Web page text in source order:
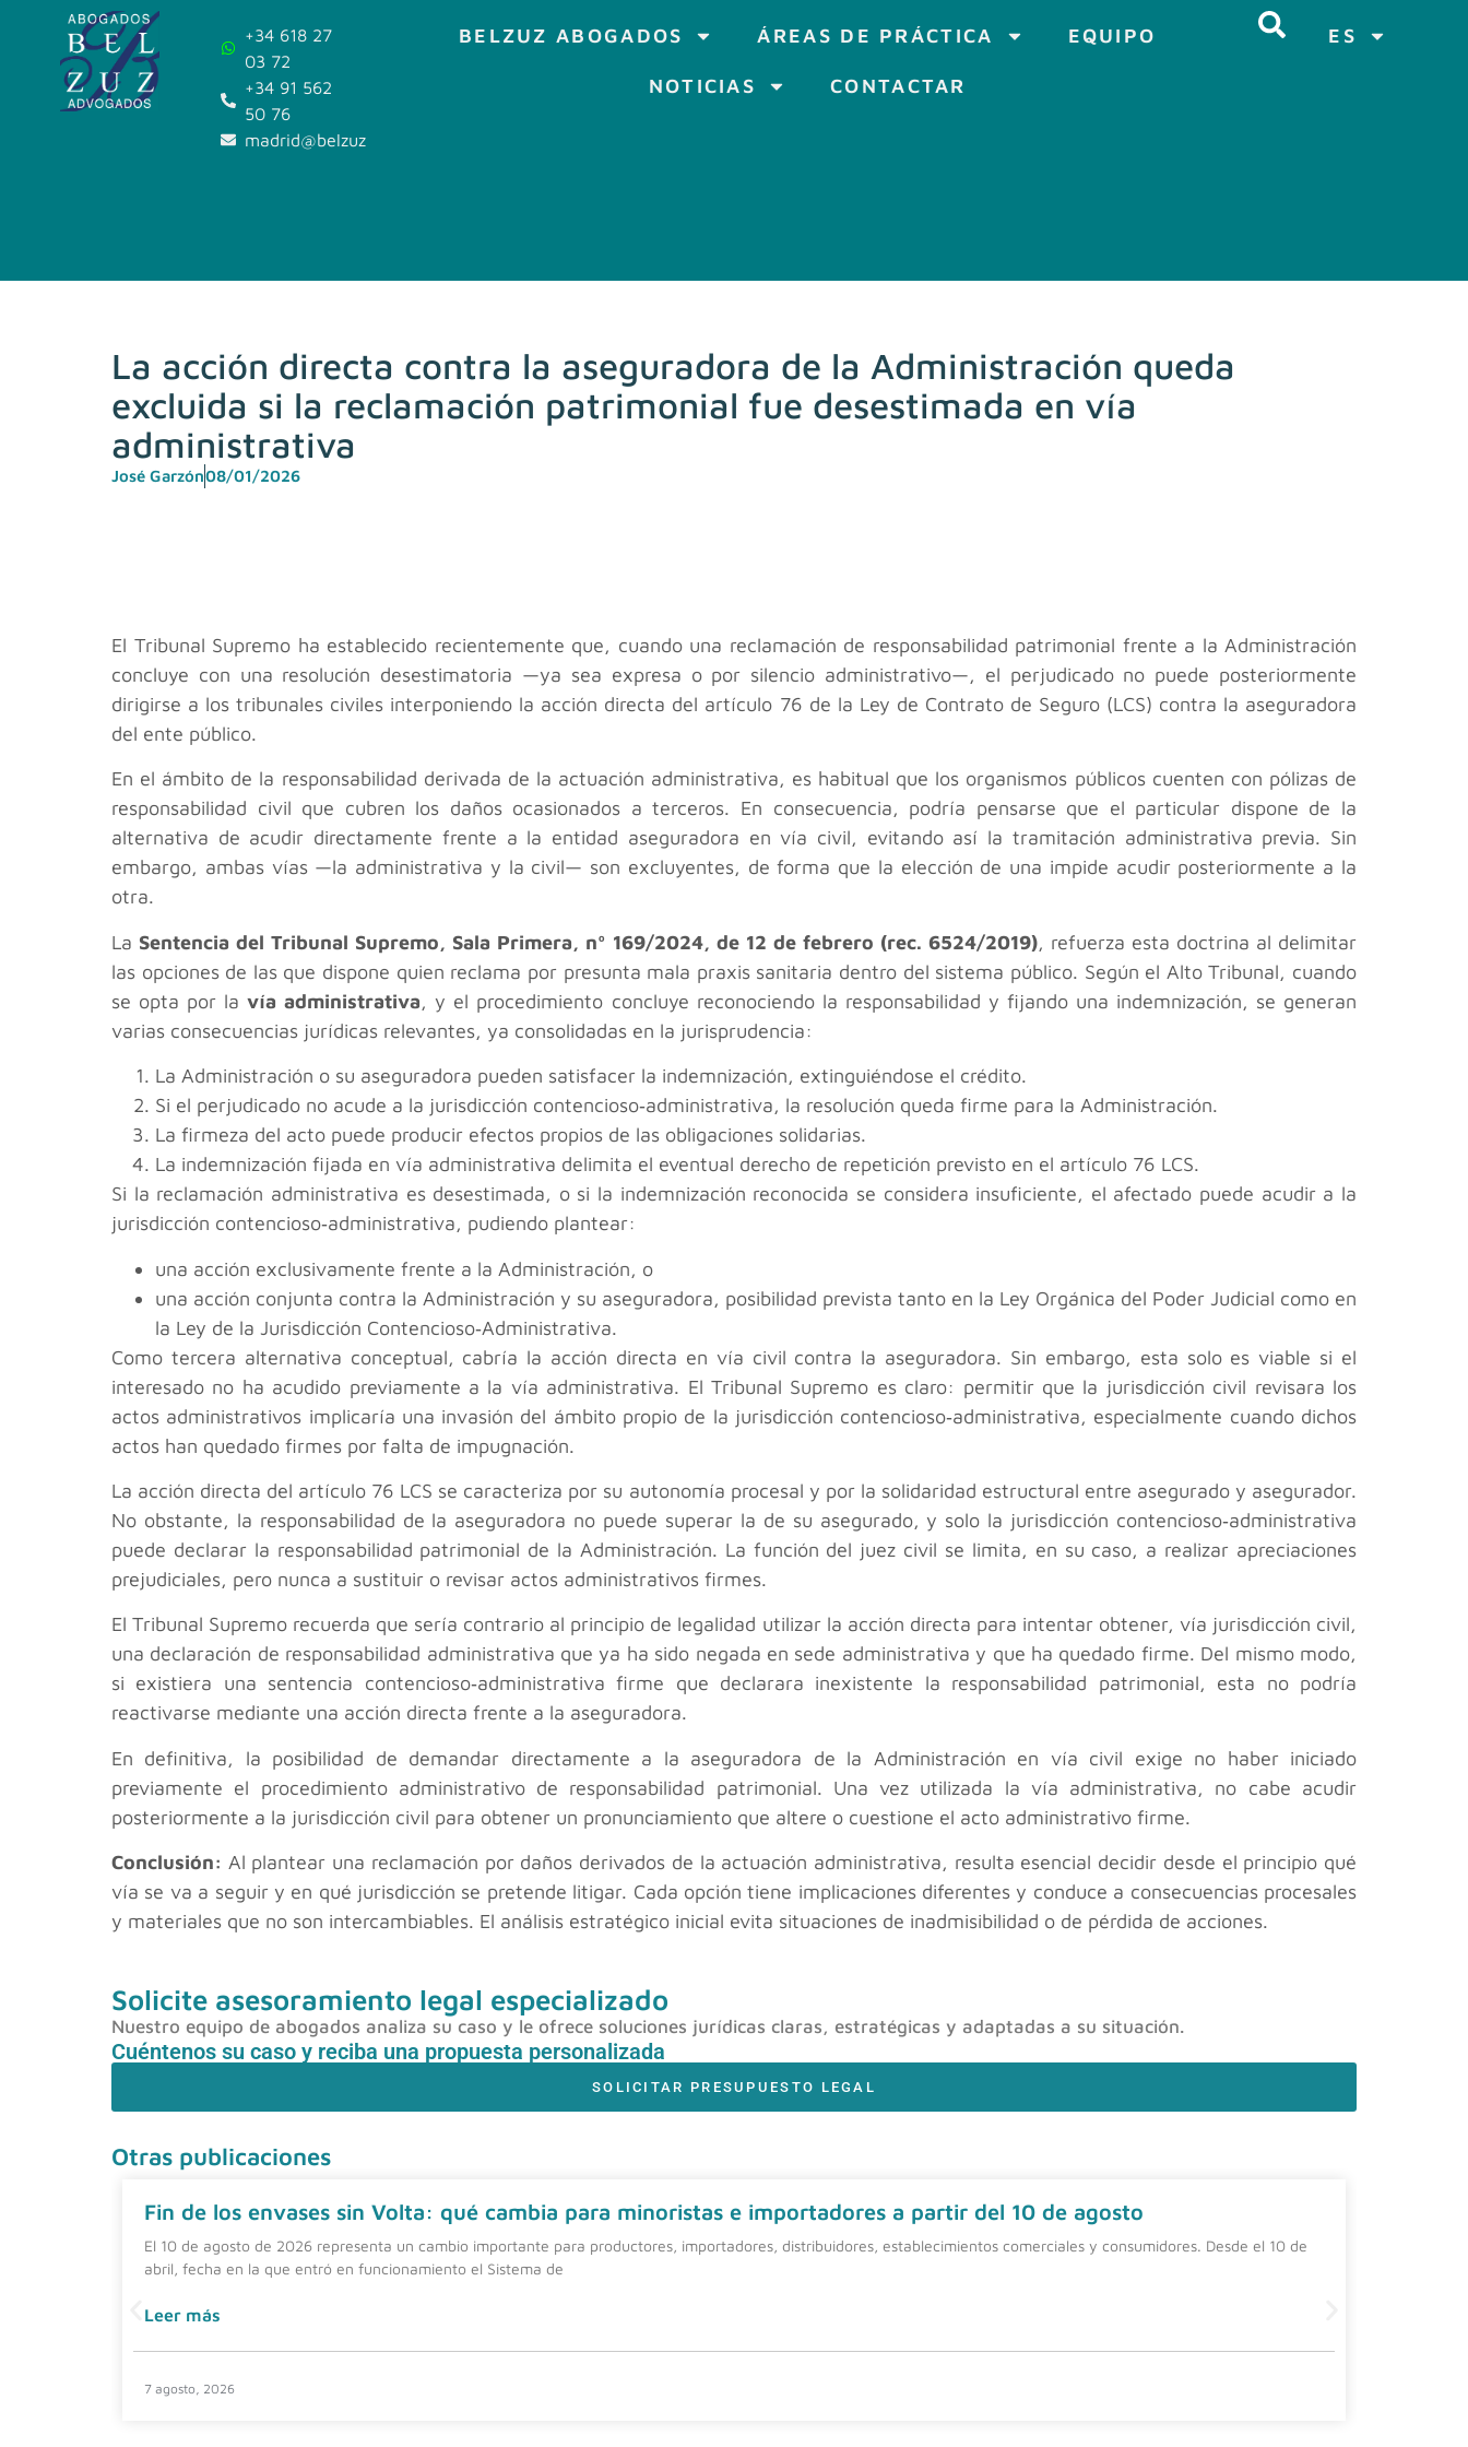
+34 618 27
03 72
+34 91 562
50 76
madrid@belzuz.com
BELZUZ ABOGADOS ÁREAS DE PRÁCTICA EQUIPO
NOTICIAS CONTACTAR
ES
La acción directa contra la aseguradora de la Administración queda
excluida si la reclamación patrimonial fue desestimada en vía
administrativa
José Garzón08/01/2026
El Tribunal Supremo ha establecido recientemente que, cuando una reclamación de responsabilidad patrimonial frente a la Administración
concluye con una resolución desestimatoria —ya sea expresa o por silencio administrativo—, el perjudicado no puede posteriormente
dirigirse a los tribunales civiles interponiendo la acción directa del artículo 76 de la Ley de Contrato de Seguro (LCS) contra la aseguradora
del ente público.
En el ámbito de la responsabilidad derivada de la actuación administrativa, es habitual que los organismos públicos cuenten con pólizas de
responsabilidad civil que cubren los daños ocasionados a terceros. En consecuencia, podría pensarse que el particular dispone de la
alternativa de acudir directamente frente a la entidad aseguradora en vía civil, evitando así la tramitación administrativa previa. Sin
embargo, ambas vías —la administrativa y la civil— son excluyentes, de forma que la elección de una impide acudir posteriormente a la
otra.
La Sentencia del Tribunal Supremo, Sala Primera, nº 169/2024, de 12 de febrero (rec. 6524/2019), refuerza esta doctrina al delimitar
las opciones de las que dispone quien reclama por presunta mala praxis sanitaria dentro del sistema público. Según el Alto Tribunal, cuando
se opta por lavía administrativa, y el procedimiento concluye reconociendo la responsabilidad y fijando una indemnización, se generan
varias consecuencias jurídicas relevantes, ya consolidadas en la jurisprudencia:
La Administración o su aseguradora pueden satisfacer la indemnización, extinguiéndose el crédito.
Si el perjudicado no acude a la jurisdicción contencioso‑administrativa, la resolución queda firme para la Administración.
La firmeza del acto puede producir efectos propios de las obligaciones solidarias.
La indemnización fijada en vía administrativa delimita el eventual derecho de repetición previsto en el artículo 76 LCS.
Si la reclamación administrativa es desestimada, o si la indemnización reconocida se considera insuficiente, el afectado puede acudir a la
jurisdicción contencioso‑administrativa, pudiendo plantear:
una acción exclusivamente frente a la Administración, o
una acción conjunta contra la Administración y su aseguradora, posibilidad prevista tanto en la Ley Orgánica del Poder Judicial como en
la Ley de la Jurisdicción Contencioso‑Administrativa.
Como tercera alternativa conceptual, cabría la acción directa en vía civil contra la aseguradora. Sin embargo, esta solo es viable si el
interesado no ha acudido previamente a la vía administrativa. El Tribunal Supremo es claro: permitir que la jurisdicción civil revisara los
actos administrativos implicaría una invasión del ámbito propio de la jurisdicción contencioso‑administrativa, especialmente cuando dichos
actos han quedado firmes por falta de impugnación.
La acción directa del artículo 76 LCS se caracteriza por su autonomía procesal y por la solidaridad estructural entre asegurado y asegurador.
No obstante, la responsabilidad de la aseguradora no puede superar la de su asegurado, y solo la jurisdicción contencioso‑administrativa
puede declarar la responsabilidad patrimonial de la Administración. La función del juez civil se limita, en su caso, a realizar apreciaciones
prejudiciales, pero nunca a sustituir o revisar actos administrativos firmes.
El Tribunal Supremo recuerda que sería contrario al principio de legalidad utilizar la acción directa para intentar obtener, vía jurisdicción civil,
una declaración de responsabilidad administrativa que ya ha sido negada en sede administrativa y que ha quedado firme. Del mismo modo,
si existiera una sentencia contencioso‑administrativa firme que declarara inexistente la responsabilidad patrimonial, esta no podría
reactivarse mediante una acción directa frente a la aseguradora.
En definitiva, la posibilidad de demandar directamente a la aseguradora de la Administración en vía civil exige no haber iniciado
previamente el procedimiento administrativo de responsabilidad patrimonial. Una vez utilizada la vía administrativa, no cabe acudir
posteriormente a la jurisdicción civil para obtener un pronunciamiento que altere o cuestione el acto administrativo firme.
Conclusión: Al plantear una reclamación por daños derivados de la actuación administrativa, resulta esencial decidir desde el principio qué
vía se va a seguir y en qué jurisdicción se pretende litigar. Cada opción tiene implicaciones diferentes y conduce a consecuencias procesales
y materiales que no son intercambiables. El análisis estratégico inicial evita situaciones de inadmisibilidad o de pérdida de acciones.
Solicite asesoramiento legal especializado
Nuestro equipo de abogados analiza su caso y le ofrece soluciones jurídicas claras, estratégicas y adaptadas a su situación.
Cuéntenos su caso y reciba una propuesta personalizada
SOLICITAR PRESUPUESTO LEGAL
Otras publicaciones
Fin de los envases sin Volta: qué cambia para minoristas e importadores a partir del 10 de agosto
El 10 de agosto de 2026 representa un cambio importante para productores, importadores, distribuidores, establecimientos comerciales y consumidores. Desde el 10 de
abril, fecha en la que entró en funcionamiento el Sistema de
Leer más
7 agosto, 2026